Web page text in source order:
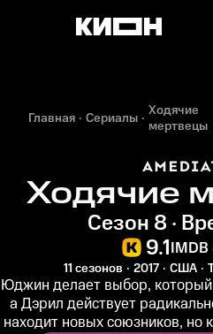
Главная Сериалы Ходячие
мертвецы
Ходячие
Сезон 8 ·
9.1IMDB
11 сезонов 2017 США
Юджин делает выбор,
а Дэрил действует
находит новых союзников, но